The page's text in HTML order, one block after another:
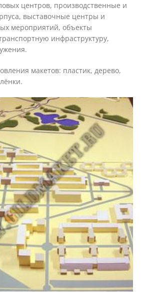
центров, производственные и
выставочные центры и
мероприятий, объекты
инфраструктуру,
макетов: пластик, дерево,